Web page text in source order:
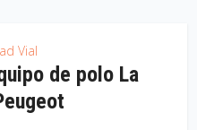
Vial
de polo La